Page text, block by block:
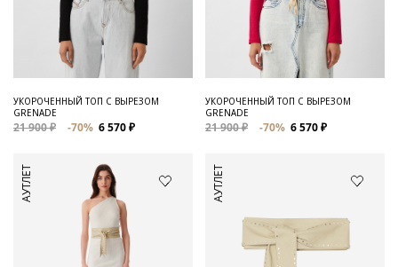
УКОРОЧЕННЫЙ ТОП С ВЫРЕЗОМ
GRENADE
21 900 ₽ -70% 6 570 ₽
УКОРОЧЕННЫЙ ТОП С ВЫРЕЗОМ
GRENADE
21 900 ₽ -70% 6 570 ₽
АУТЛЕТ АУТЛЕТ